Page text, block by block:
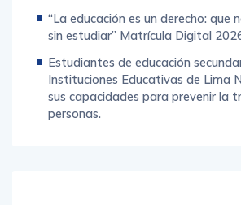
“La educación es un derecho: que
sin estudiar” Matrícula Digital
Estudiantes de educación
Instituciones Educativas de Lima
sus capacidades para prevenir la
personas.